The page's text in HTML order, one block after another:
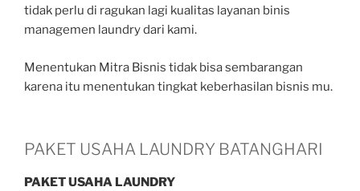
tidak perlu di ragukan lagi kualitas layanan binis
managemen laundry dari kami.
Menentukan Mitra Bisnis tidak bisa sembarangan
karena itu menentukan tingkat keberhasilan bisnis mu.
PAKET USAHA LAUNDRY BATANGHARI
PAKET USAHA LAUNDRY